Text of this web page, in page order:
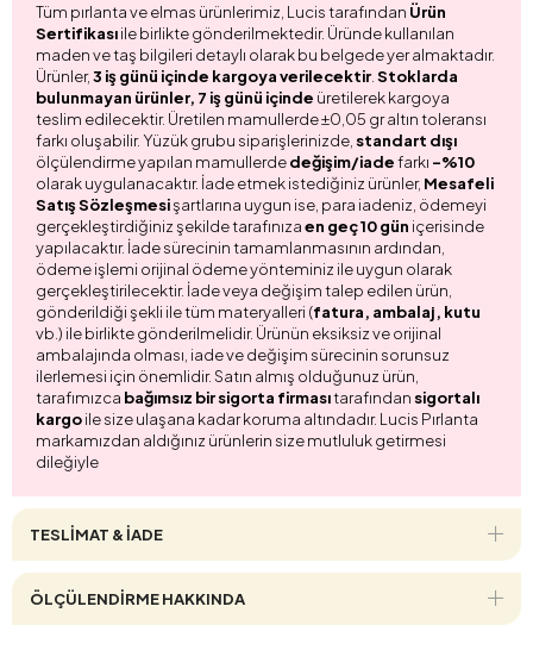
Tüm pırlanta ve elmas ürünlerimiz, Lucis tarafından Ürün
Sertifikasıile birlikte gönderilmektedir. Üründe kullanılan
maden ve taş bilgileri detaylı olarak bu belgede yer almaktadır.
Ürünler,3 iş günü içinde kargoya verilecektir. Stoklarda
bulunmayan ürünler, 7 iş günü içinde üretilerek kargoya
teslim edilecektir. Üretilen mamullerde ±0,05 gr altın toleransı
farkı oluşabilir. Yüzük grubu siparişlerinizde, standart dışı
ölçülendirme yapılan mamullerdedeğişim/iadefarkı -%10
olarak uygulanacaktır. İade etmek istediğiniz ürünler, Mesafeli
Satış Sözleşmesişartlarına uygun ise, para iadeniz, ödemeyi
gerçekleştirdiğiniz şekilde tarafınızaen geç 10 gün içerisinde
yapılacaktır. İade sürecinin tamamlanmasının ardından,
ödeme işlemi orijinal ödeme yönteminiz ile uygun olarak
gerçekleştirilecektir. İade veya değişim talep edilen ürün,
gönderildiği şekli ile tüm materyalleri (fatura, ambalaj, kutu
vb.) ile birlikte gönderilmelidir. Ürünün eksiksiz ve orijinal
ambalajında olması, iade ve değişim sürecinin sorunsuz
ilerlemesi için önemlidir. Satın almış olduğunuz ürün,
tarafımızca bağımsız bir sigorta firmasıtarafından sigortalı
kargoile size ulaşana kadar koruma altındadır. Lucis Pırlanta
markamızdan aldığınız ürünlerin size mutluluk getirmesi
dileğiyle
TESLİMAT & İADE
ÖLÇÜLENDİRME HAKKINDA